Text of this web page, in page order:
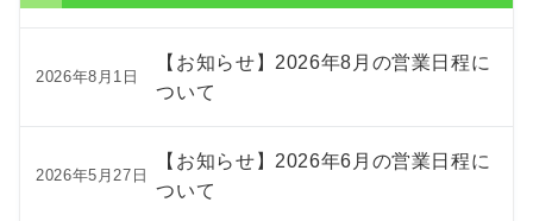
2026年8月1日
【お知らせ】2026年8月の営業日程に
ついて
2026年5月27日
【お知らせ】2026年6月の営業日程に
ついて